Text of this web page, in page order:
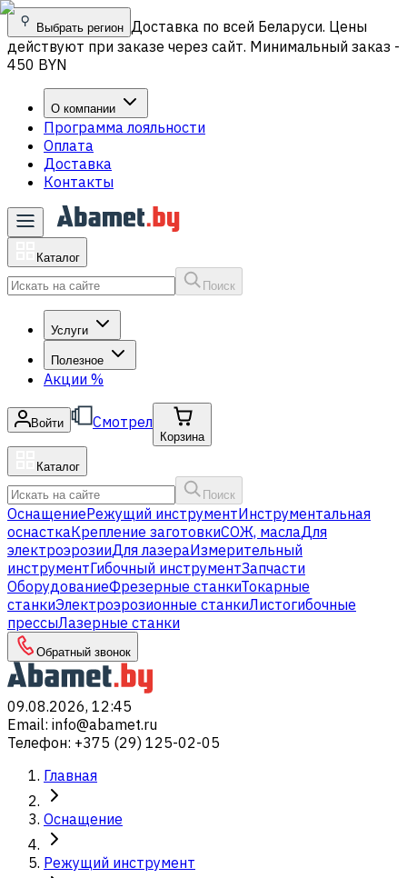
Выбрать регион Доставка по всей Беларуси. Цены
действуют при заказе через сайт. Минимальный заказ -
450 BYN
О компании
Программа лояльности
Оплата
Доставка
Контакты
Каталог
Поиск
Услуги
Полезное
Акции %
Войти Смотрел
Корзина
Каталог
Поиск
ОснащениеРежущий инструментИнструментальная
оснасткаКрепление заготовкиСОЖ, маслаДля
электроэрозииДля лазераИзмерительный
инструментГибочный инструментЗапчасти
ОборудованиеФрезерные станкиТокарные
станкиЭлектроэрозионные станкиЛистогибочные
прессыЛазерные станки
Обратный звонок
09.08.2026, 12:45
Email: info@abamet.ru
Телефон: +375 (29) 125-02-05
Главная
Оснащение
Режущий инструмент